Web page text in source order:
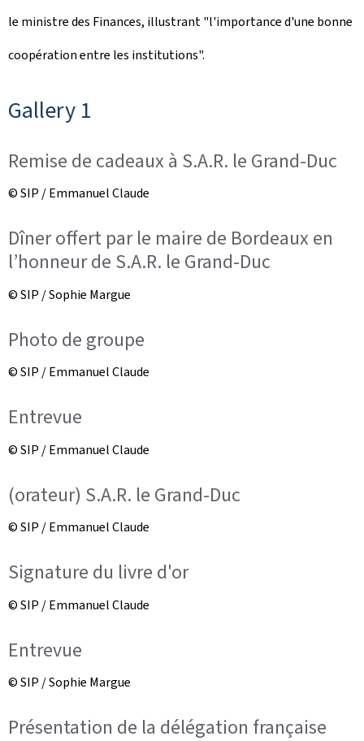
le ministre des Finances, illustrant "l'importance d'une bonne
coopération entre les institutions".
Gallery 1
Remise de cadeaux à S.A.R. le Grand-Duc
© SIP / Emmanuel Claude
Dîner offert par le maire de Bordeaux en
l’honneur de S.A.R. le Grand-Duc
© SIP / Sophie Margue
Photo de groupe
© SIP / Emmanuel Claude
Entrevue
© SIP / Emmanuel Claude
(orateur) S.A.R. le Grand-Duc
© SIP / Emmanuel Claude
Signature du livre d'or
© SIP / Emmanuel Claude
Entrevue
© SIP / Sophie Margue
Présentation de la délégation française